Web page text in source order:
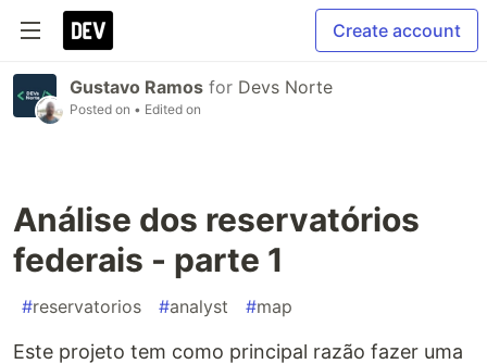
Create account
Gustavo Ramos for Devs Norte
Posted on • Edited on
Análise dos reservatórios
federais - parte 1
#reservatorios #analyst #map
Este projeto tem como principal razão fazer uma